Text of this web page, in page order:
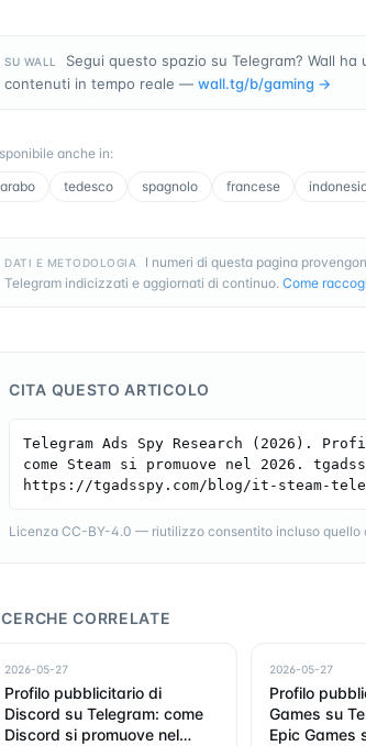
SU WALL
Segui questo spazio su Telegram? Wall
contenuti in tempo reale — wall.tg/b/gaming →
anche in:
arabo
tedesco spagnolo francese
DATI E METODOLOGIA
I numeri di questa pagina
Telegram indicizzati e aggiornati di continuo. Come
CITA QUESTO ARTICOLO
Telegram Ads Spy Research (2026).
come Steam si promuove nel 2026.
https://tgadsspy.com/blog/it-steam-
Licenza CC-BY-4.0 — riutilizzo consentito incluso quello
CORRELATE
2026-05-27
Profilo pubblicitario di
Discord su Telegram: come
Discord si promuove nel
2026-05-27
Profilo
Games su
Epic Games